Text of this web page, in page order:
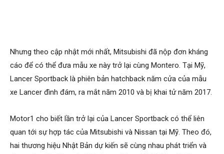
Nhưng theo cập nhật mới nhất, Mitsubishi đã nộp đơn kháng
cáo để có thể đưa mẫu xe này trở lại cùng Montero. Tại Mỹ,
Lancer Sportback là phiên bản hatchback năm cửa của mẫu
xe Lancer đình đám, ra mắt năm 2010 và bị khai tử năm 2017.
Motor1 cho biết lần trở lại của Lancer Sportback có thể liên
quan tới sự hợp tác của Mitsubishi và Nissan tại Mỹ. Theo đó,
hai thương hiệu Nhật Bản dự kiến sẽ cùng nhau phát triển và